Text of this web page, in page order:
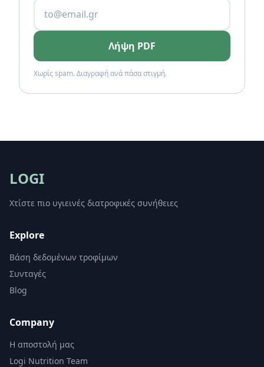
Λήψη PDF
Χωρίς spam. Διαγραφή ανά πάσα στιγμή.
LOGI
Χτίστε πιο υγιεινές διατροφικές συνήθειες
Explore
Βάση δεδομένων τροφίμων
Συνταγές
Blog
Company
Η αποστολή μας
Logi Nutrition Team